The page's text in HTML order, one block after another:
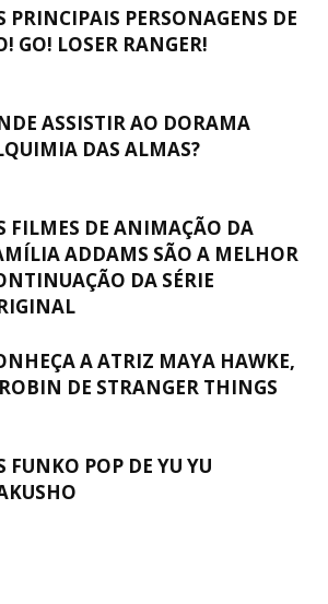
PRINCIPAIS PERSONAGENS DE
GO! LOSER RANGER!
ASSISTIR AO DORAMA
DAS ALMAS?
FILMES DE ANIMAÇÃO DA
ADDAMS SÃO A MELHOR
DA SÉRIE
A ATRIZ MAYA HAWKE,
DE STRANGER THINGS
FUNKO POP DE YU YU